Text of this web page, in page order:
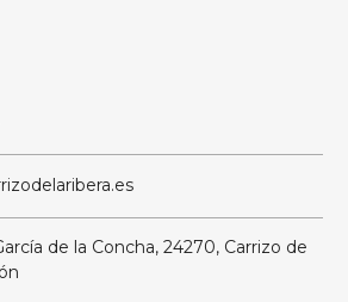
de la Concha, 24270, Carrizo de